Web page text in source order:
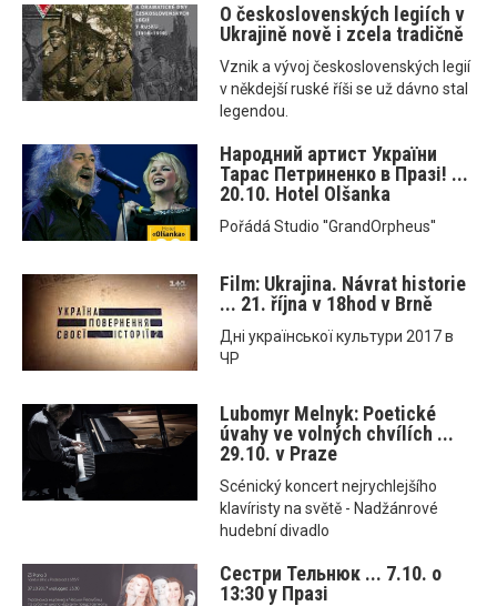
O československých legiích v
Ukrajině nově i zcela tradičně
Vznik a vývoj československých legií
v někdejší ruské říši se už dávno stal
legendou.
Народний артист України
Тарас Петриненко в Празі! ...
20.10. Hotel Olšanka
Pořádá Studio ''GrandOrpheus''
Film: Ukrajina. Návrat historie
... 21. října v 18hod v Brně
Днi української культури 2017 в
ЧР
Lubomyr Melnyk: Poetické
úvahy ve volných chvílích ...
29.10. v Praze
Scénický koncert nejrychlejšího
klavíristy na světě - Nadžánrové
hudební divadlo
Сестри Тельнюк ... 7.10. o
13:30 у Празі